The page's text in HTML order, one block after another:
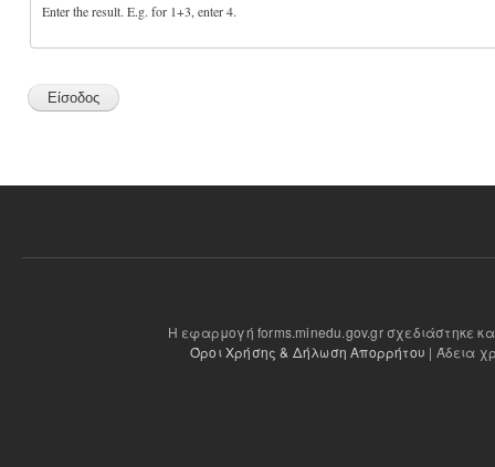
Enter the result. E.g. for 1+3, enter 4.
Η εφαρμογή forms.minedu.gov.gr σχεδιάστηκε
Όροι Χρήσης & Δήλωση Απορρήτου | Άδεια